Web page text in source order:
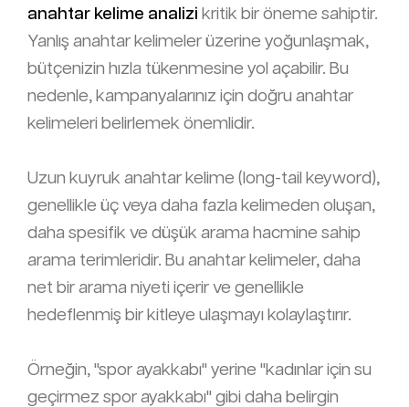
anahtar kelime analizi kritik bir öneme sahiptir.
Yanlış anahtar kelimeler üzerine yoğunlaşmak,
bütçenizin hızla tükenmesine yol açabilir. Bu
nedenle, kampanyalarınız için doğru anahtar
kelimeleri belirlemek önemlidir.
Uzun kuyruk anahtar kelime (long-tail keyword),
genellikle üç veya daha fazla kelimeden oluşan,
daha spesifik ve düşük arama hacmine sahip
arama terimleridir. Bu anahtar kelimeler, daha
net bir arama niyeti içerir ve genellikle
hedeflenmiş bir kitleye ulaşmayı kolaylaştırır.
Örneğin, "spor ayakkabı" yerine "kadınlar için su
geçirmez spor ayakkabı" gibi daha belirgin